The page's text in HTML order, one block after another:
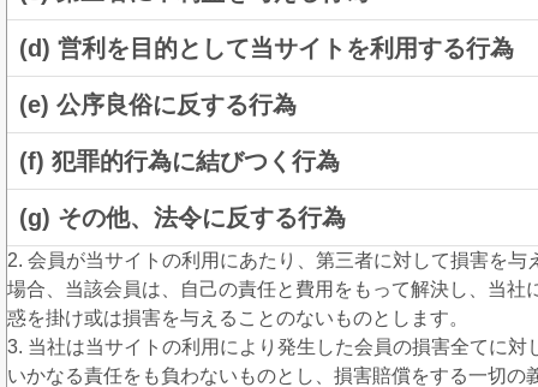
(d) 営利を目的として当サイトを利用する行為
(e) 公序良俗に反する行為
(f) 犯罪的行為に結びつく行為
(g) その他、法令に反する行為
2. 会員が当サイトの利用にあたり、第三者に対して損害を与
場合、当該会員は、自己の責任と費用をもって解決し、当社
惑を掛け或は損害を与えることのないものとします。
3. 当社は当サイトの利用により発生した会員の損害全てに対
いかなる責任をも負わないものとし、損害賠償をする一切の